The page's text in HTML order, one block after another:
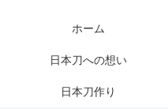
ホーム
日本刀への想い
日本刀作り